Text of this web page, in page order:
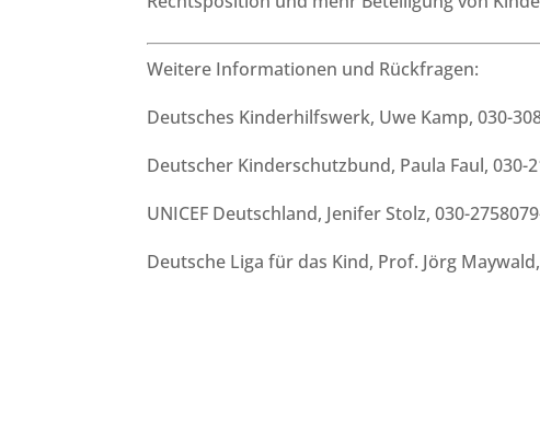
Weitere Informationen und Rückfragen:
Deutsches Kinderhilfswerk, Uwe Kamp, 030-
Deutscher Kinderschutzbund, Paula Faul, 030-
UNICEF Deutschland, Jenifer Stolz, 030-
Deutsche Liga für das Kind, Prof. Jörg